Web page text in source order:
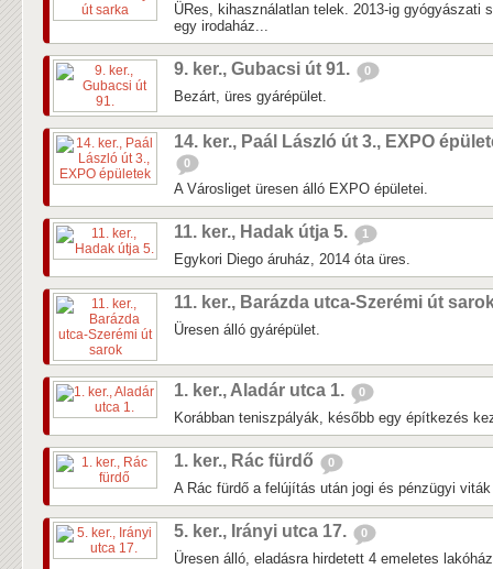
ÜRes, kihasználatlan telek. 2013-ig gyógyászati
egy irodaház...
9. ker., Gubacsi út 91. 0
Bezárt, üres gyárépület.
14. ker., Paál László út 3., EXPO
0
A Városliget üresen álló EXPO épületei.
11. ker., Hadak útja 5. 1
Egykori Diego áruház, 2014 óta üres.
11. ker., Barázda utca-Szerémi út
Üresen álló gyárépület.
1. ker., Aladár utca 1. 0
Korábban teniszpályák, később egy építkezés
1. ker., Rác fürdő 0
A Rác fürdő a felújítás után jogi és pénzügyi
5. ker., Irányi utca 17. 0
Üresen álló, eladásra hirdetett 4 emeletes